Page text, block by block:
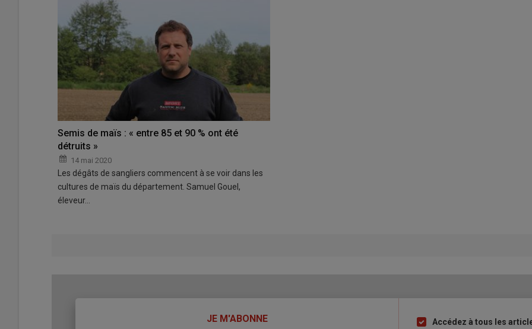
Semis de maïs : « entre 85 et 90 % ont été
détruits »
14 mai 2020
Les dégâts de sangliers commencent à se voir dans les
cultures de maïs du département. Samuel Gouel,
éleveur…
JE M'ABONNE
ListeAccédez à tous les